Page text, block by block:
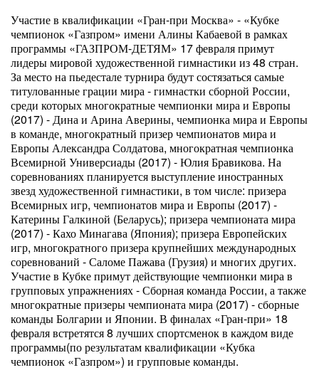
Участие в квалификации «Гран-при Москва» - «Кубке
чемпионок «Газпром» имени Алины Кабаевой в рамках
программы «ГАЗПРОМ-ДЕТЯМ» 17 февраля примут
лидеры мировой художественной гимнастики из 48 стран.
За место на пьедестале турнира будут состязаться самые
титулованные грации мира - гимнастки сборной России,
среди которых многократные чемпионки мира и Европы
(2017) - Дина и Арина Аверины, чемпионка мира и Европы
в команде, многократный призер чемпионатов мира и
Европы Александра Солдатова, многократная чемпионка
Всемирной Универсиады (2017) - Юлия Бравикова. На
соревнованиях планируется выступление иностранных
звезд художественной гимнастики, в том числе: призера
Всемирных игр, чемпионатов мира и Европы (2017) -
Катерины Галкиной (Беларусь); призера чемпионата мира
(2017) - Кахо Минагава (Япония); призера Европейских
игр, многократного призера крупнейших международных
соревнований - Саломе Пажава (Грузия) и многих других.
Участие в Кубке примут действующие чемпионки мира в
групповых упражнениях - Сборная команда России, а также
многократные призеры чемпионата мира (2017) - сборные
команды Болгарии и Японии. В финалах «Гран-при» 18
февраля встретятся 8 лучших спортсменок в каждом виде
программы(по результатам квалификации «Кубка
чемпионок «Газпром») и групповые команды.